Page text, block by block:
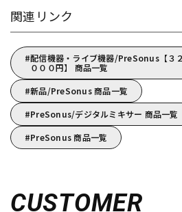
関連リンク
配信機器・ライブ機器/PreSonus【３
０００円】 商品一覧
新品/PreSonus 商品一覧
PreSonus/デジタルミキサー 商品一覧
PreSonus 商品一覧
CUSTOMER